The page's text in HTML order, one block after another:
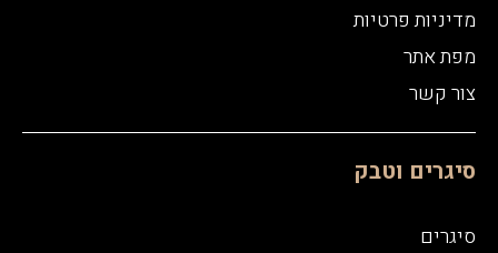
מדיניות פרטיות
מפת אתר
צור קשר
סיגרים וטבק
סיגרים